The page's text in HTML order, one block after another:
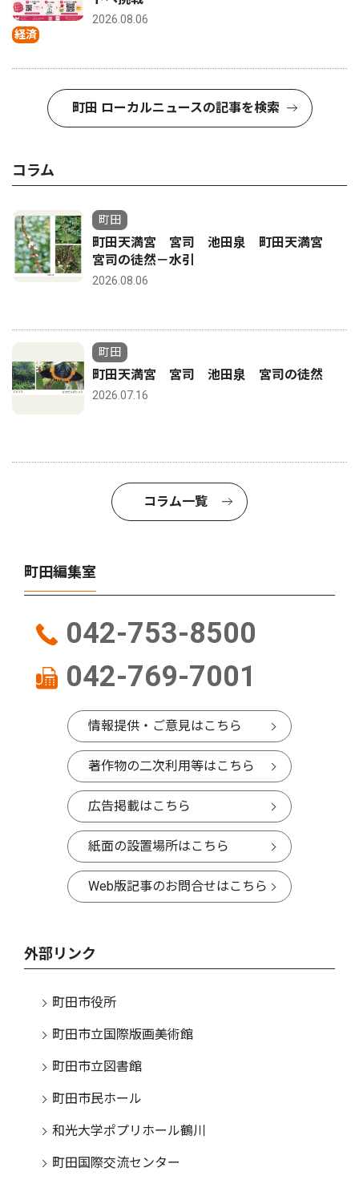
経済
2026.08.06
町田 ローカルニュースの記事を検索
コラム
町田
町田天満宮 宮司 池田泉 町田天満宮
宮司の徒然－水引
2026.08.06
町田
町田天満宮 宮司 池田泉 宮司の徒然
2026.07.16
コラム一覧
町田編集室
042-753-8500
042-769-7001
情報提供・ご意見はこちら
著作物の二次利用等はこちら
広告掲載はこちら
紙面の設置場所はこちら
Web版記事のお問合せはこちら
外部リンク
町田市役所
町田市立国際版画美術館
町田市立図書館
町田市民ホール
和光大学ポプリホール鶴川
町田国際交流センター